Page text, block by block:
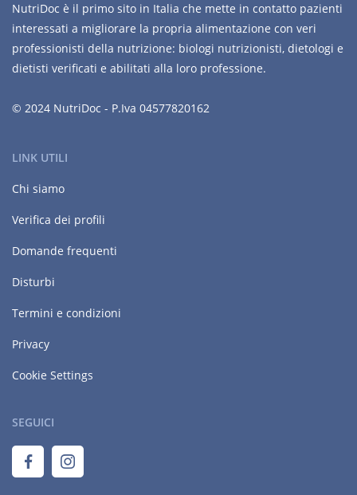
NutriDoc è il primo sito in Italia che mette in contatto pazienti
interessati a migliorare la propria alimentazione con veri
professionisti della nutrizione: biologi nutrizionisti, dietologi e
dietisti verificati e abilitati alla loro professione.
© 2024 NutriDoc - P.Iva 04577820162
LINK UTILI
Chi siamo
Verifica dei profili
Domande frequenti
Disturbi
Termini e condizioni
Privacy
Cookie Settings
SEGUICI